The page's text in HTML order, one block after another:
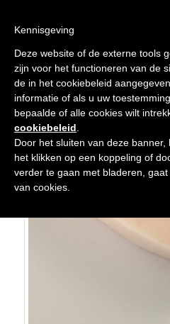
Kennisgeving
Deze website of de externe tools
zijn voor het functioneren van de
de in het cookiebeleid
informatie of als u uw
bepaalde of alle cookies wilt
cookiebeleid
Door het sluiten van deze banner,
het klikken op een koppeling of
verder te gaan met bladeren,
van cookies.